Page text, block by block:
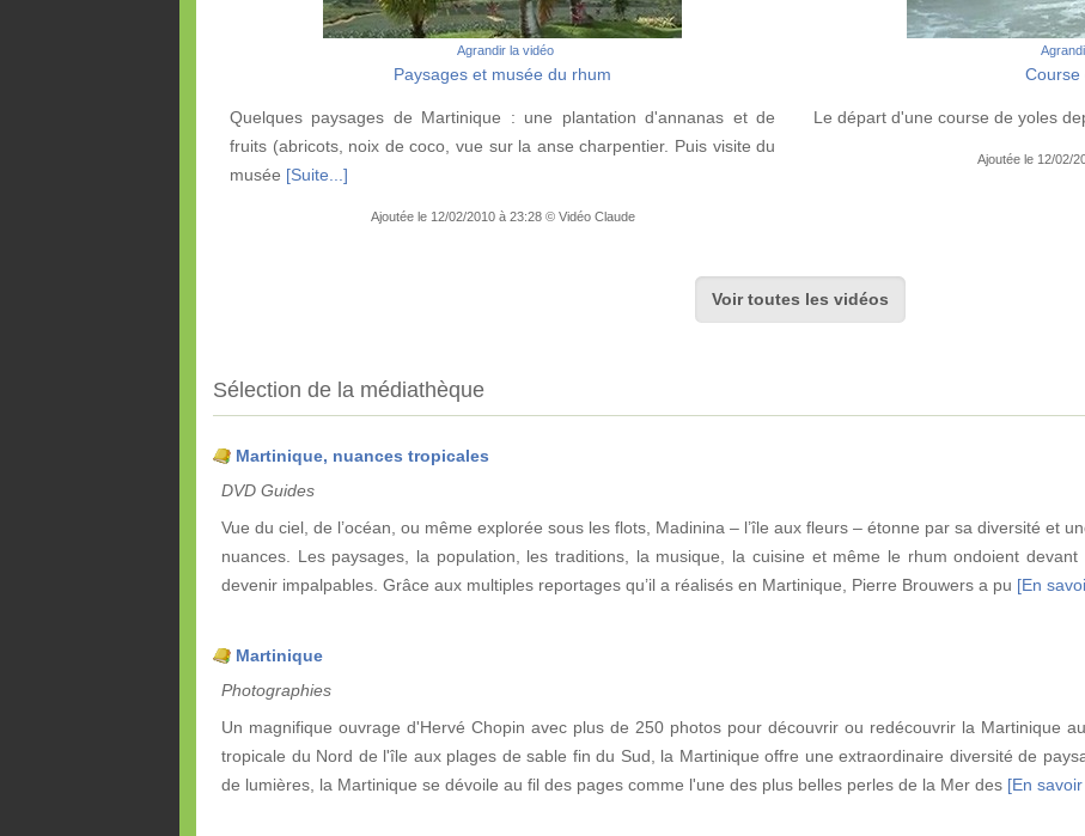
Agrandir la vidéo
Paysages et musée du rhum
Quelques paysages de Martinique : une plantation d'annanas et de
fruits (abricots, noix de coco, vue sur la anse charpentier. Puis visite du
musée [Suite...]
Ajoutée le 12/02/2010 à 23:28 © Vidéo Claude
Course
Le départ d'une course de yoles
Ajoutée le 12/02/
Voir toutes les vidéos
Sélection de la médiathèque
Martinique, nuances tropicales
DVD Guides
Vue du ciel, de l’océan, ou même explorée sous les flots, Madinina – l’île aux fleurs – étonne par sa diversité et
nuances. Les paysages, la population, les traditions, la musique, la cuisine et même le rhum ondoient devant
devenir impalpables. Grâce aux multiples reportages qu’il a réalisés en Martinique, Pierre Brouwers a pu [En
Martinique
Photographies
Un magnifique ouvrage d'Hervé Chopin avec plus de 250 photos pour découvrir ou redécouvrir la Martinique
tropicale du Nord de l'île aux plages de sable fin du Sud, la Martinique offre une extraordinaire diversité de
de lumières, la Martinique se dévoile au fil des pages comme l'une des plus belles perles de la Mer des [En